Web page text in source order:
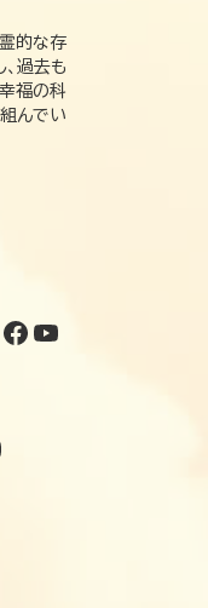
的な存
過去も
福の科
んでい